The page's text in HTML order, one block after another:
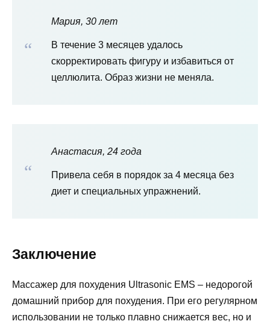
Мария, 30 лет
В течение 3 месяцев удалось
скорректировать фигуру и избавиться от
целлюлита. Образ жизни не меняла.
Анастасия, 24 года
Привела себя в порядок за 4 месяца без
диет и специальных упражнений.
Заключение
Массажер для похудения Ultrasonic EMS – недорогой
домашний прибор для похудения. При его регулярном
использовании не только плавно снижается вес, но и